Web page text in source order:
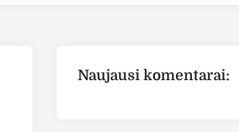
Naujausi komentarai: